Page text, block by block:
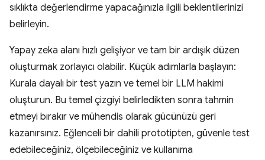
sıklıkta değerlendirme yapacağınızla ilgili beklentilerinizi
belirleyin.
Yapay zeka alanı hızlı gelişiyor ve tam bir ardışık düzen
oluşturmak zorlayıcı olabilir. Küçük adımlarla başlayın:
Kurala dayalı bir test yazın ve temel bir LLM hakimi
oluşturun. Bu temel çizgiyi belirledikten sonra tahmin
etmeyi bırakır ve mühendis olarak gücünüzü geri
kazanırsınız. Eğlenceli bir dahili prototipten, güvenle test
edebileceğiniz, ölçebileceğiniz ve kullanıma